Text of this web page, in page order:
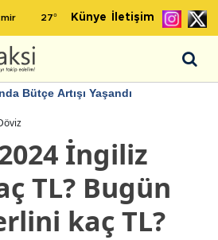
27° Künye İletişim
Bütçe Artışı Yaşandı
İngiliz
TL? Bugün
kaç TL?